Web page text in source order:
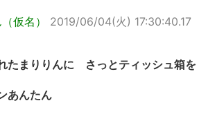
仮名）
2019/06/04(火) 17:30:40.17
たまりりんに さっとティッシュ箱を
あんたん